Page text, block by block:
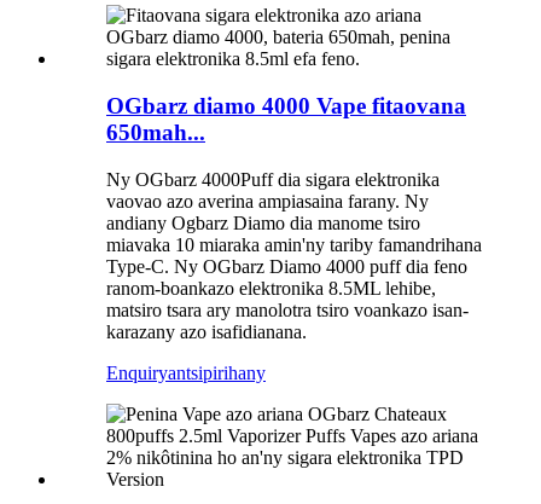
OGbarz diamo 4000 Vape fitaovana
650mah...
Ny OGbarz 4000Puff dia sigara elektronika
vaovao azo averina ampiasaina farany. Ny
andiany Ogbarz Diamo dia manome tsiro
miavaka 10 miaraka amin'ny tariby famandrihana
Type-C. Ny OGbarz Diamo 4000 puff dia feno
ranom-boankazo elektronika 8.5ML lehibe,
matsiro tsara ary manolotra tsiro voankazo isan-
karazany azo isafidianana.
Enquiryantsipirihany